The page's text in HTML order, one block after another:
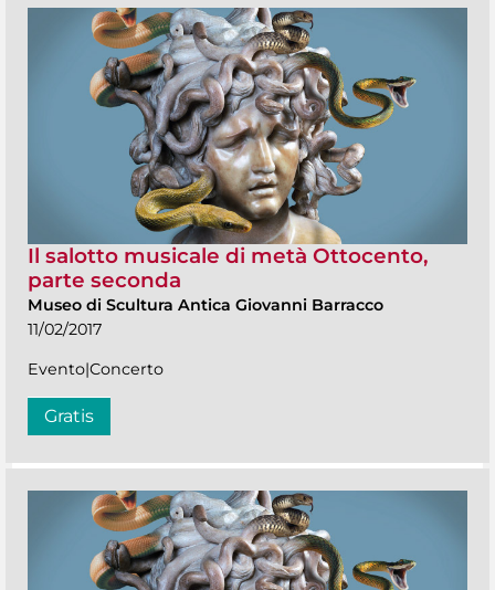
Il salotto musicale di metà Ottocento,
parte seconda
Museo di Scultura Antica Giovanni Barracco
11/02/2017
Evento|Concerto
Gratis